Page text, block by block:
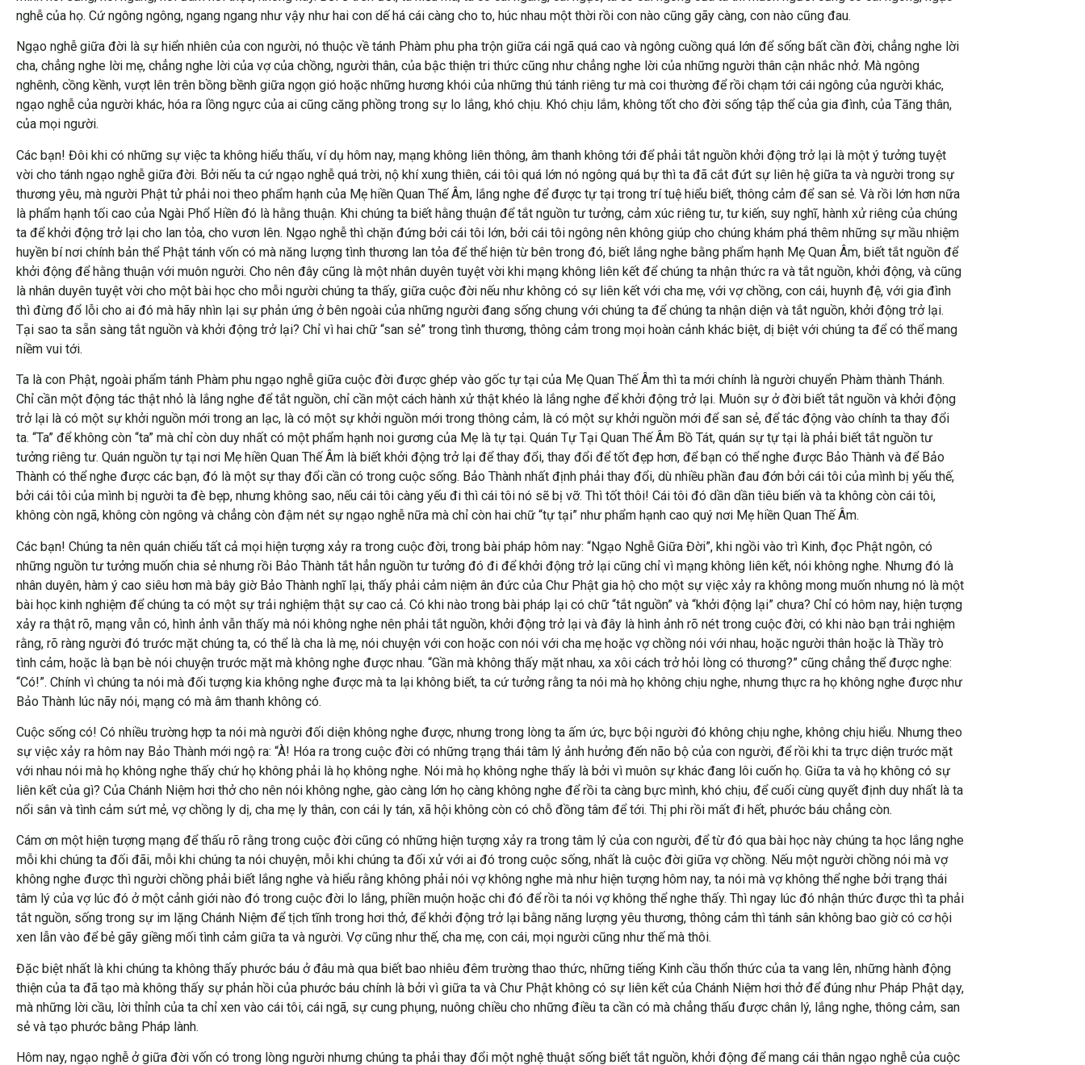
nghễ của họ. Cứ ngông ngông, ngang ngang như vậy như hai con dế há cái càng cho to, húc nhau một thời rồi con nào cũng gãy càng, con nào cũng đau.
Ngạo nghễ giữa đời là sự hiển nhiên của con người, nó thuộc về tánh Phàm phu pha trộn giữa cái ngã quá cao và ngông cuồng quá lớn để sống bất cần đời, chẳng nghe lời
cha, chẳng nghe lời mẹ, chẳng nghe lời của vợ của chồng, người thân, của bậc thiện tri thức cũng như chẳng nghe lời của những người thân cận nhắc nhở. Mà ngông
nghênh, cồng kềnh, vượt lên trên bồng bềnh giữa ngọn gió hoặc những hương khói của những thú tánh riêng tư mà coi thường để rồi chạm tới cái ngông của người khác,
ngạo nghễ của người khác, hóa ra lồng ngực của ai cũng căng phồng trong sự lo lắng, khó chịu. Khó chịu lắm, không tốt cho đời sống tập thể của gia đình, của Tăng thân,
của mọi người.
Các bạn! Đôi khi có những sự việc ta không hiểu thấu, ví dụ hôm nay, mạng không liên thông, âm thanh không tới để phải tắt nguồn khởi động trở lại là một ý tưởng tuyệt
vời cho tánh ngạo nghễ giữa đời. Bởi nếu ta cứ ngạo nghễ quá trời, nộ khí xung thiên, cái tôi quá lớn nó ngông quá bự thì ta đã cắt đứt sự liên hệ giữa ta và người trong sự
thương yêu, mà người Phật tử phải noi theo phẩm hạnh của Mẹ hiền Quan Thế Âm, lắng nghe để được tự tại trong trí tuệ hiểu biết, thông cảm để san sẻ. Và rồi lớn hơn nữa
là phẩm hạnh tối cao của Ngài Phổ Hiền đó là hằng thuận. Khi chúng ta biết hằng thuận để tắt nguồn tư tưởng, cảm xúc riêng tư, tư kiến, suy nghĩ, hành xử riêng của chúng
ta để khởi động trở lại cho lan tỏa, cho vươn lên. Ngạo nghễ thì chặn đứng bởi cái tôi lớn, bởi cái tôi ngông nên không giúp cho chúng khám phá thêm những sự mầu nhiệm
huyền bí nơi chính bản thể Phật tánh vốn có mà năng lượng tình thương lan tỏa để thể hiện từ bên trong đó, biết lắng nghe bằng phẩm hạnh Mẹ Quan Âm, biết tắt nguồn để
khởi động để hằng thuận với muôn người. Cho nên đây cũng là một nhân duyên tuyệt vời khi mạng không liên kết để chúng ta nhận thức ra và tắt nguồn, khởi động, và cũng
là nhân duyên tuyệt vời cho một bài học cho mỗi người chúng ta thấy, giữa cuộc đời nếu như không có sự liên kết với cha mẹ, với vợ chồng, con cái, huynh đệ, với gia đình
thì đừng đổ lỗi cho ai đó mà hãy nhìn lại sự phản ứng ở bên ngoài của những người đang sống chung với chúng ta để chúng ta nhận diện và tắt nguồn, khởi động trở lại.
Tại sao ta sẵn sàng tắt nguồn và khởi động trở lại? Chỉ vì hai chữ “san sẻ” trong tình thương, thông cảm trong mọi hoàn cảnh khác biệt, dị biệt với chúng ta để có thể mang
niềm vui tới.
Ta là con Phật, ngoài phẩm tánh Phàm phu ngạo nghễ giữa cuộc đời được ghép vào gốc tự tại của Mẹ Quan Thế Âm thì ta mới chính là người chuyển Phàm thành Thánh.
Chỉ cần một động tác thật nhỏ là lắng nghe để tắt nguồn, chỉ cần một cách hành xử thật khéo là lắng nghe để khởi động trở lại. Muôn sự ở đời biết tắt nguồn và khởi động
trở lại là có một sự khởi nguồn mới trong an lạc, là có một sự khởi nguồn mới trong thông cảm, là có một sự khởi nguồn mới để san sẻ, để tác động vào chính ta thay đổi
ta. “Ta” để không còn “ta” mà chỉ còn duy nhất có một phẩm hạnh noi gương của Mẹ là tự tại. Quán Tự Tại Quan Thế Âm Bồ Tát, quán sự tự tại là phải biết tắt nguồn tư
tưởng riêng tư. Quán nguồn tự tại nơi Mẹ hiền Quan Thế Âm là biết khởi động trở lại để thay đổi, thay đổi để tốt đẹp hơn, để bạn có thể nghe được Bảo Thành và để Bảo
Thành có thể nghe được các bạn, đó là một sự thay đổi cần có trong cuộc sống. Bảo Thành nhất định phải thay đổi, dù nhiều phần đau đớn bởi cái tôi của mình bị yếu thế,
bởi cái tôi của mình bị người ta đè bẹp, nhưng không sao, nếu cái tôi càng yếu đi thì cái tôi nó sẽ bị vỡ. Thì tốt thôi! Cái tôi đó dần dần tiêu biến và ta không còn cái tôi,
không còn ngã, không còn ngông và chẳng còn đậm nét sự ngạo nghễ nữa mà chỉ còn hai chữ “tự tại” như phẩm hạnh cao quý nơi Mẹ hiền Quan Thế Âm.
Các bạn! Chúng ta nên quán chiếu tất cả mọi hiện tượng xảy ra trong cuộc đời, trong bài pháp hôm nay: “Ngạo Nghễ Giữa Đời”, khi ngồi vào trì Kinh, đọc Phật ngôn, có
những nguồn tư tưởng muốn chia sẻ nhưng rồi Bảo Thành tắt hẳn nguồn tư tưởng đó đi để khởi động trở lại cũng chỉ vì mạng không liên kết, nói không nghe. Nhưng đó là
nhân duyên, hàm ý cao siêu hơn mà bây giờ Bảo Thành nghĩ lại, thấy phải cảm niệm ân đức của Chư Phật gia hộ cho một sự việc xảy ra không mong muốn nhưng nó là một
bài học kinh nghiệm để chúng ta có một sự trải nghiệm thật sự cao cả. Có khi nào trong bài pháp lại có chữ “tắt nguồn” và “khởi động lại” chưa? Chỉ có hôm nay, hiện tượng
xảy ra thật rõ, mạng vẫn có, hình ảnh vẫn thấy mà nói không nghe nên phải tắt nguồn, khởi động trở lại và đây là hình ảnh rõ nét trong cuộc đời, có khi nào bạn trải nghiệm
rằng, rõ ràng người đó trước mặt chúng ta, có thể là cha là mẹ, nói chuyện với con hoặc con nói với cha mẹ hoặc vợ chồng nói với nhau, hoặc người thân hoặc là Thầy trò
tình cảm, hoặc là bạn bè nói chuyện trước mặt mà không nghe được nhau. “Gần mà không thấy mặt nhau, xa xôi cách trở hỏi lòng có thương?” cũng chẳng thể được nghe:
“Có!”. Chính vì chúng ta nói mà đối tượng kia không nghe được mà ta lại không biết, ta cứ tưởng rằng ta nói mà họ không chịu nghe, nhưng thực ra họ không nghe được như
Bảo Thành lúc nãy nói, mạng có mà âm thanh không có.
Cuộc sống có! Có nhiều trường hợp ta nói mà người đối diện không nghe được, nhưng trong lòng ta ấm ức, bực bội người đó không chịu nghe, không chịu hiểu. Nhưng theo
sự việc xảy ra hôm nay Bảo Thành mới ngộ ra: “À! Hóa ra trong cuộc đời có những trạng thái tâm lý ảnh hưởng đến não bộ của con người, để rồi khi ta trực diện trước mặt
với nhau nói mà họ không nghe thấy chứ họ không phải là họ không nghe. Nói mà họ không nghe thấy là bởi vì muôn sự khác đang lôi cuốn họ. Giữa ta và họ không có sự
liên kết của gì? Của Chánh Niệm hơi thở cho nên nói không nghe, gào càng lớn họ càng không nghe để rồi ta càng bực mình, khó chịu, để cuối cùng quyết định duy nhất là ta
nổi sân và tình cảm sứt mẻ, vợ chồng ly dị, cha mẹ ly thân, con cái ly tán, xã hội không còn có chỗ đồng tâm để tới. Thị phi rồi mất đi hết, phước báu chẳng còn.
Cám ơn một hiện tượng mạng để thấu rõ rằng trong cuộc đời cũng có những hiện tượng xảy ra trong tâm lý của con người, để từ đó qua bài học này chúng ta học lắng nghe
mỗi khi chúng ta đối đãi, mỗi khi chúng ta nói chuyện, mỗi khi chúng ta đối xử với ai đó trong cuộc sống, nhất là cuộc đời giữa vợ chồng. Nếu một người chồng nói mà vợ
không nghe được thì người chồng phải biết lắng nghe và hiểu rằng không phải nói vợ không nghe mà như hiện tượng hôm nay, ta nói mà vợ không thể nghe bởi trạng thái
tâm lý của vợ lúc đó ở một cảnh giới nào đó trong cuộc đời lo lắng, phiền muộn hoặc chi đó để rồi ta nói vợ không thể nghe thấy. Thì ngay lúc đó nhận thức được thì ta phải
tắt nguồn, sống trong sự im lặng Chánh Niệm để tịch tĩnh trong hơi thở, để khởi động trở lại bằng năng lượng yêu thương, thông cảm thì tánh sân không bao giờ có cơ hội
xen lẫn vào để bẻ gãy giềng mối tình cảm giữa ta và người. Vợ cũng như thế, cha mẹ, con cái, mọi người cũng như thế mà thôi.
Đặc biệt nhất là khi chúng ta không thấy phước báu ở đâu mà qua biết bao nhiêu đêm trường thao thức, những tiếng Kinh cầu thổn thức của ta vang lên, những hành động
thiện của ta đã tạo mà không thấy sự phản hồi của phước báu chính là bởi vì giữa ta và Chư Phật không có sự liên kết của Chánh Niệm hơi thở để đúng như Pháp Phật dạy,
mà những lời cầu, lời thỉnh của ta chỉ xen vào cái tôi, cái ngã, sự cung phụng, nuông chiều cho những điều ta cần có mà chẳng thấu được chân lý, lắng nghe, thông cảm, san
sẻ và tạo phước bằng Pháp lành.
Hôm nay, ngạo nghễ ở giữa đời vốn có trong lòng người nhưng chúng ta phải thay đổi một nghệ thuật sống biết tắt nguồn, khởi động để mang cái thân ngạo nghễ của cuộc